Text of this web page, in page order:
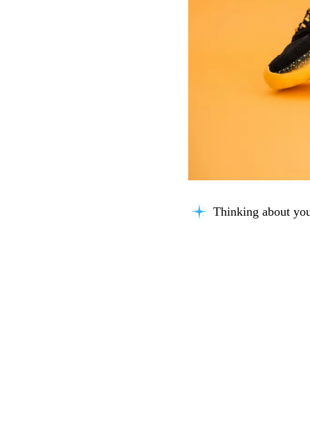
Thinking about